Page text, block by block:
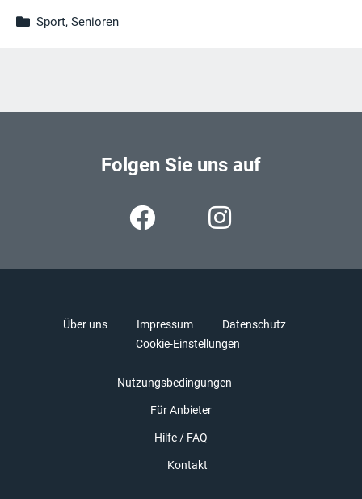
Sport, Senioren
Folgen Sie uns auf
Über uns Impressum
Datenschutz
Cookie-Einstellungen
Nutzungsbedingungen
Für Anbieter
Hilfe / FAQ
Kontakt